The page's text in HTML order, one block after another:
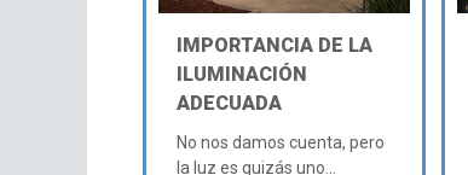
IMPORTANCIA DE LA
ILUMINACIÓN
ADECUADA
No nos damos cuenta, pero
la luz es quizás uno...